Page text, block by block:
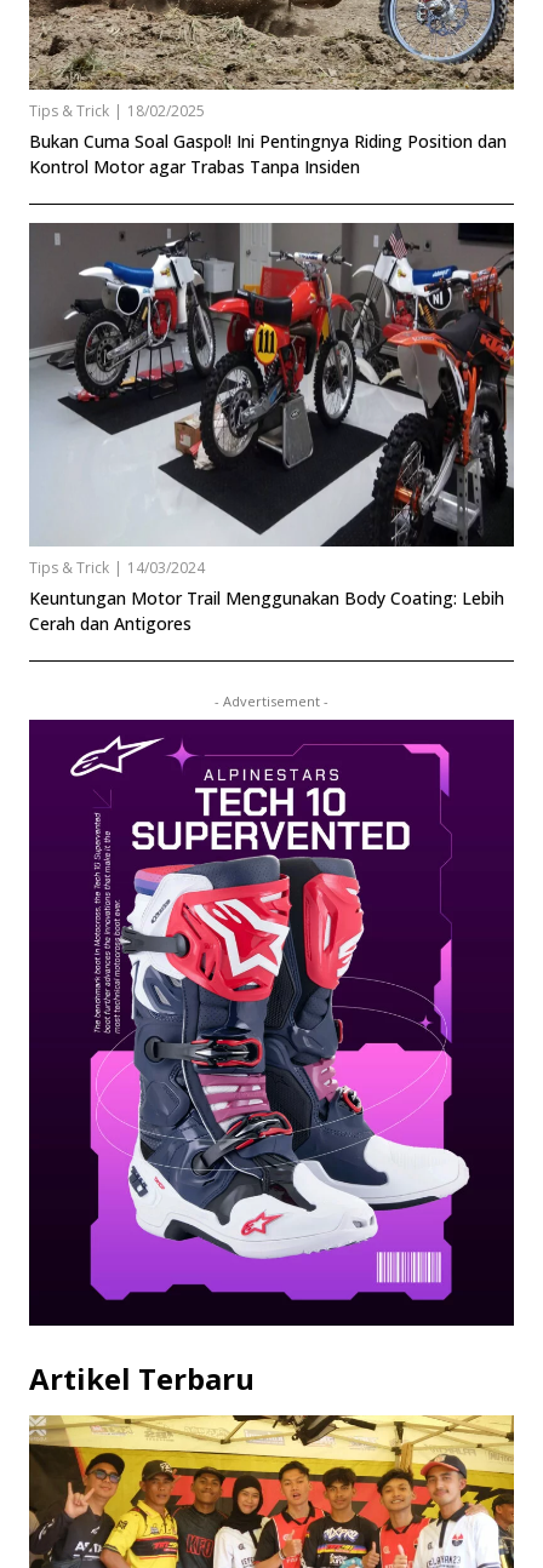
Tips & Trick | 18/02/2025
Bukan Cuma Soal Gaspol! Ini Pentingnya Riding Position dan
Kontrol Motor agar Trabas Tanpa Insiden
Tips & Trick | 14/03/2024
Keuntungan Motor Trail Menggunakan Body Coating: Lebih
Cerah dan Antigores
- Advertisement -
Artikel Terbaru